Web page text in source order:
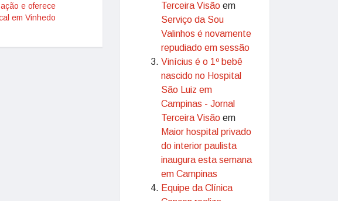
e oferece
em Vinhedo
Terceira Visão em
Serviço da Sou
Valinhos é novamente
repudiado em sessão
Vinícius é o 1º bebê
nascido no Hospital
São Luiz em
Campinas - Jornal
Terceira Visão em
Maior hospital privado
do interior paulista
inaugura esta semana
em Campinas
Equipe da Clínica